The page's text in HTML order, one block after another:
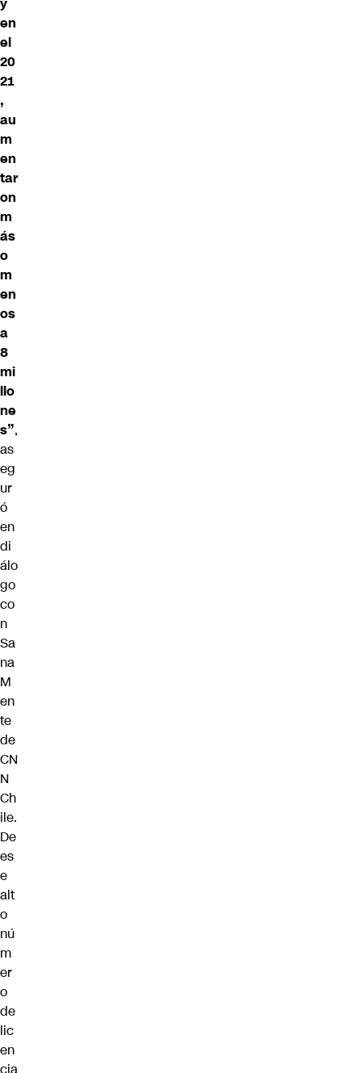
en
el
20
21
,
au
m
en
tar
on
m
ás
o
m
en
os
a
8
mi
llo
ne
s”,
as
eg
ur
ó
en
di
álo
go
co
n
Sa
na
M
en
te
de
CN
N
Ch
ile.
De
es
e
alt
o
nú
m
er
o
de
lic
en